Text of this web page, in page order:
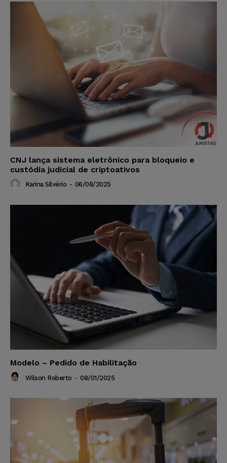
CNJ lança sistema eletrônico para bloqueio e
custódia judicial de criptoativos
Karina Silvério - 06/08/2025
Modelo – Pedido de Habilitação
Wilson Roberto - 08/01/2025